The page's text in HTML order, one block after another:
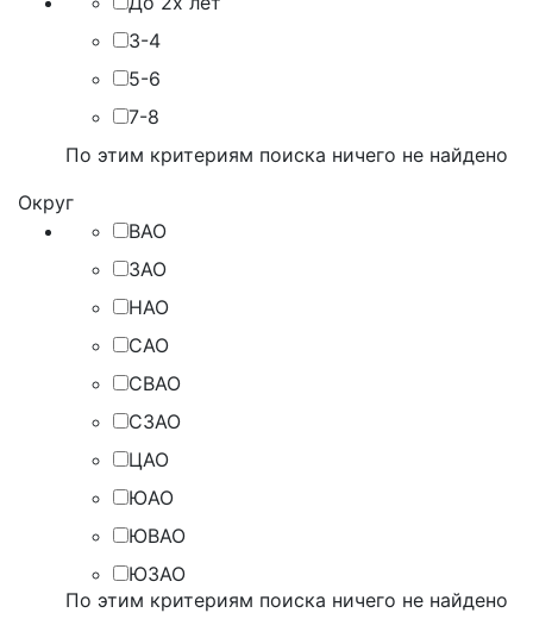
3-4
5-6
7-8
По этим критериям поиска ничего не найдено
Округ
ВАО
ЗАО
НАО
САО
СВАО
СЗАО
ЦАО
ЮАО
ЮВАО
ЮЗАО
По этим критериям поиска ничего не найдено